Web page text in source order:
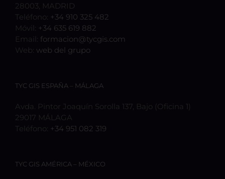
28003, MADRID
Teléfono: +34 910 325 482
Móvil: +34 635 619 882
Email: formacion@tycgis.com
Web: web del grupo
TYC GIS ESPAÑA – MÁLAGA
Avda. Pintor Joaquín Sorolla 137, Bajo (Oficina 1)
29017 MÁLAGA
Teléfono: +34 951 082 319
TYC GIS AMÉRICA – MÉXICO